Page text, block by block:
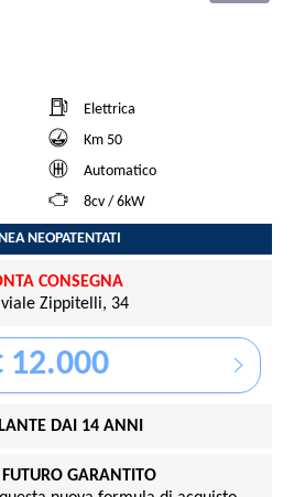
Elettrica
Km 50
Automatico
8cv / 6kW
NEOPATENTATI
CONSEGNA
Zippitelli, 34
12.000
DAI 14 ANNI
GARANTITO